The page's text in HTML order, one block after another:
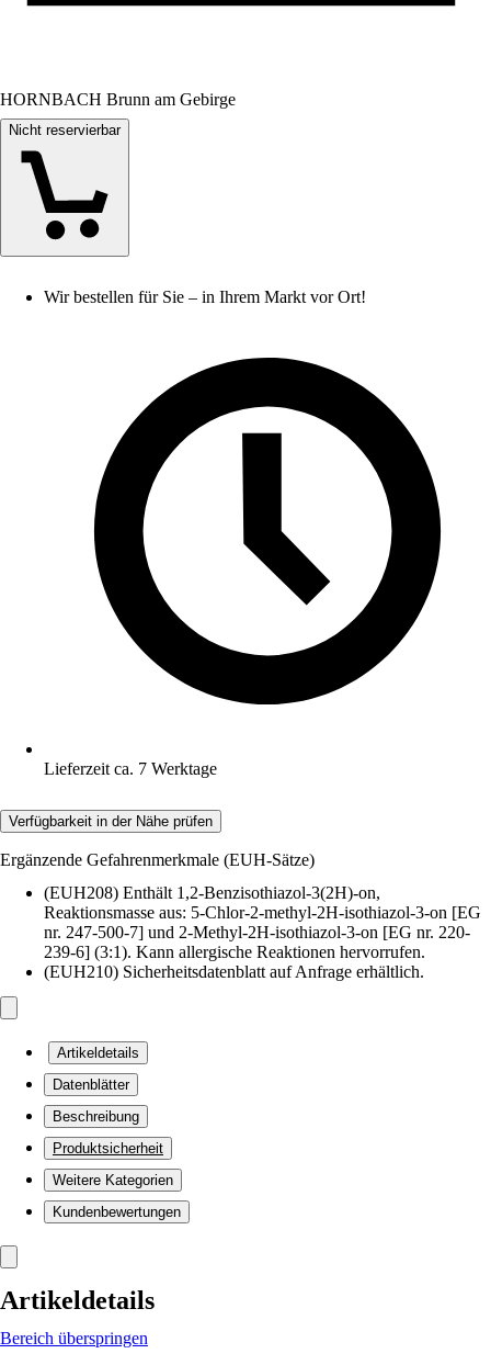
HORNBACH Brunn am Gebirge
Nicht reservierbar
Wir bestellen für Sie – in Ihrem Markt vor Ort!
Lieferzeit ca. 7 Werktage
Verfügbarkeit in der Nähe prüfen
Ergänzende Gefahrenmerkmale (EUH-Sätze)
(EUH208) Enthält 1,2-Benzisothiazol-3(2H)-on,
Reaktionsmasse aus: 5-Chlor-2-methyl-2H-isothiazol-3-on [EG
nr. 247-500-7] und 2-Methyl-2H-isothiazol-3-on [EG nr. 220-
239-6] (3:1). Kann allergische Reaktionen hervorrufen.
(EUH210) Sicherheitsdatenblatt auf Anfrage erhältlich.
Artikeldetails
Datenblätter
Beschreibung
Produktsicherheit
Weitere Kategorien
Kundenbewertungen
Artikeldetails
Bereich überspringen